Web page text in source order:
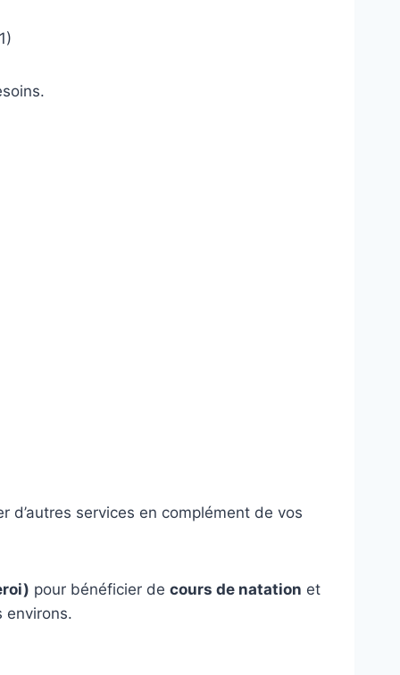
d’autres services en complément de vos
pour bénéficier de cours de natation et
environs.